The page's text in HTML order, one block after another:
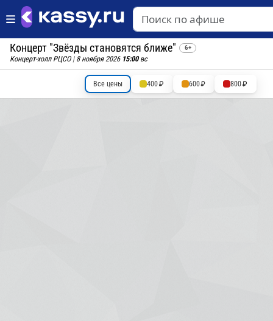
Концерт "Звёзды становятся ближе" 6+
Концерт-холл РЦСО| 8 ноября 2026 15:00вс
Все цены 400 600 800